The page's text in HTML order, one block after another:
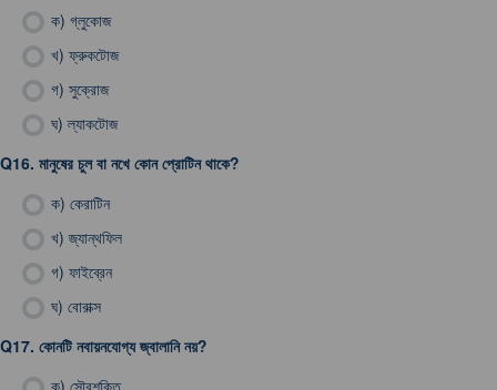
ক) গ্লুকোজ
খ) ফ্রুকটোজ
গ) সুক্রোজ
ঘ) ল্যাকটোজ
Q16. মানুষের চুল বা নখে কোন প্রোটিন থাকে?
ক) কেরাটিন
খ) জ্যান্থফিল
গ) ফাইব্রেন
ঘ) বোরাক্স
Q17. কোনটি নবায়নযোগ্য জ্বালানি নয়?
ক) সৌরশক্তি